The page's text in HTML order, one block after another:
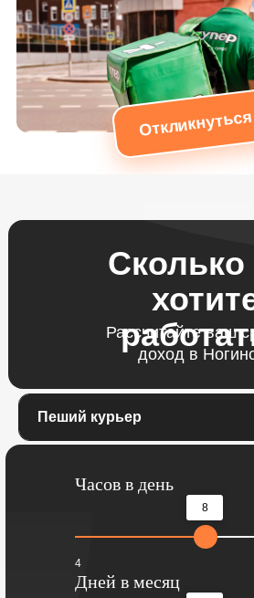
Откликнуться
Рассчитайте ваш
доход в
Часов в день
8
4
Дней в месяц